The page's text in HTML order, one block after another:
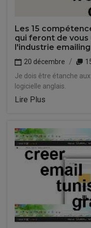
Les 15
qui feront de vous
l'industrie
20 décembre
Je dois être étanche
logicielle anglais.
Lire Plus